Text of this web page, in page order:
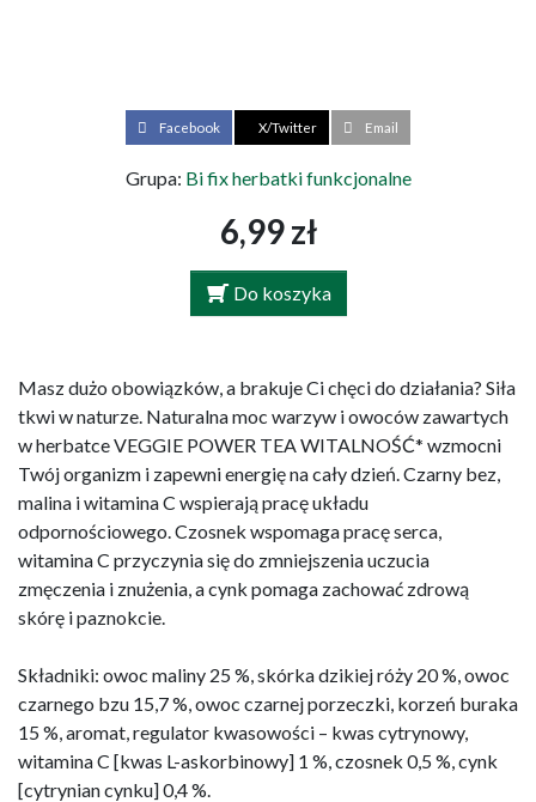
Facebook X/Twitter Email
Grupa: Bi fix herbatki funkcjonalne
6,99 zł
Do koszyka
Masz dużo obowiązków, a brakuje Ci chęci do działania? Siła
tkwi w naturze. Naturalna moc warzyw i owoców zawartych
w herbatce VEGGIE POWER TEA WITALNOŚĆ* wzmocni
Twój organizm i zapewni energię na cały dzień. Czarny bez,
malina i witamina C wspierają pracę układu
odpornościowego. Czosnek wspomaga pracę serca,
witamina C przyczynia się do zmniejszenia uczucia
zmęczenia i znużenia, a cynk pomaga zachować zdrową
skórę i paznokcie.
Składniki: owoc maliny 25 %, skórka dzikiej róży 20 %, owoc
czarnego bzu 15,7 %, owoc czarnej porzeczki, korzeń buraka
15 %, aromat, regulator kwasowości – kwas cytrynowy,
witamina C [kwas L-askorbinowy] 1 %, czosnek 0,5 %, cynk
[cytrynian cynku] 0,4 %.